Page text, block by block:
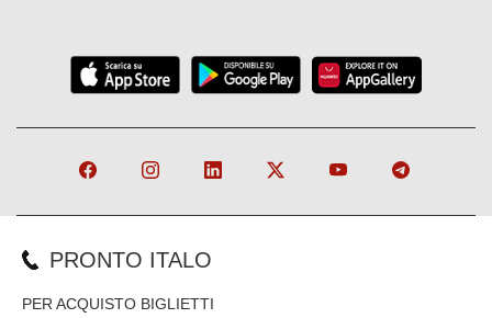
PRONTO ITALO
PER ACQUISTO BIGLIETTI